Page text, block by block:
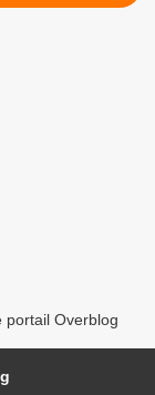
portail Overblog